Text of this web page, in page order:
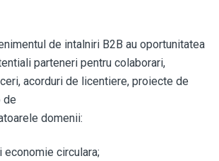
de intalniri B2B au oportunitatea
parteneri pentru colaborari,
acorduri de licentiere, proiecte de
de
domenii:
economie circulara;